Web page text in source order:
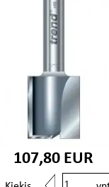
107,80 EUR